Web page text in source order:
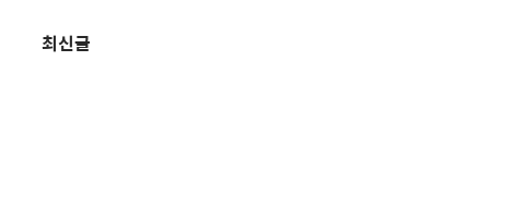
정
최신글